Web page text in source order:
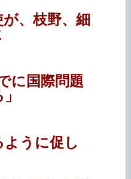
、枝野、細
に国際問題
うに促し